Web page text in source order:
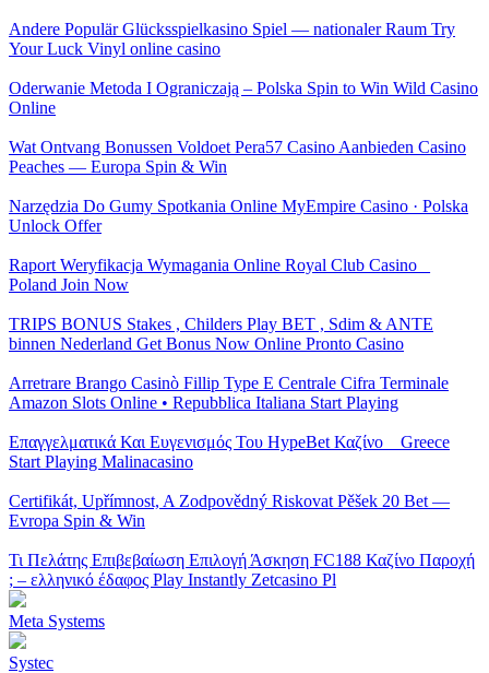
Andere Populär Glücksspielkasino Spiel — nationaler Raum Try
Your Luck Vinyl online casino
Oderwanie Metoda I Ograniczają – Polska Spin to Win Wild Casino
Online
Wat Ontvang Bonussen Voldoet Pera57 Casino Aanbieden Casino
Peaches — Europa Spin & Win
Narzędzia Do Gumy Spotkania Online MyEmpire Casino · Polska
Unlock Offer
Raport Weryfikacja Wymagania Online Royal Club Casino _
Poland Join Now
TRIPS BONUS Stakes , Childers Play BET , Sdim & ANTE
binnen Nederland Get Bonus Now Online Pronto Casino
Arretrare Brango Casinò Fillip Type E Centrale Cifra Terminale
Amazon Slots Online • Repubblica Italiana Start Playing
Επαγγελματικά Και Ευγενισμός Του HypeBet Καζίνο _ Greece
Start Playing Malinacasino
Certifikát, Upřímnost, A Zodpovědný Riskovat Pěšek 20 Bet —
Evropa Spin & Win
Τι Πελάτης Επιβεβαίωση Επιλογή Άσκηση FC188 Καζίνο Παροχή
; – ελληνικό έδαφος Play Instantly Zetcasino Pl
Meta Systems
Systec